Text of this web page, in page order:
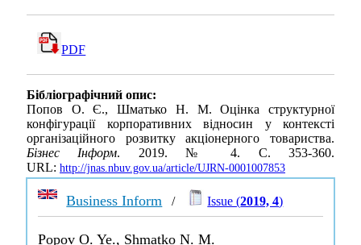
PDF
Бібліографічний опис:
Попов О. Є., Шматько Н. М. Оцінка структурної
конфігурації корпоративних відносин у контексті
організаційного розвитку акціонерного товариства.
Бізнес Інформ. 2019. № 4. С. 353-360.
URL: http://jnas.nbuv.gov.ua/article/UJRN-0001007853
Business Inform / Issue (2019, 4)
Popov O. Ye., Shmatko N. M.